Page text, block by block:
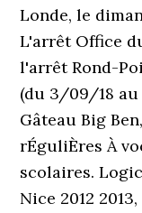
Londe, le
L'arrêt Office
l'arrêt Rond-
(du 3/09/18 au
Gâteau Big
rÉguliÈres À
scolaires.
Nice 2012